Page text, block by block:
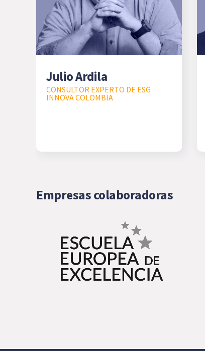
Julio Ardila
CONSULTOR EXPERTO DE ESG
INNOVA COLOMBIA
Empresas colaboradoras